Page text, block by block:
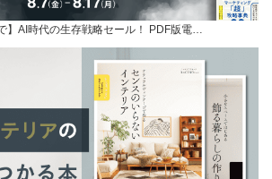
】AI時代の生存戦略セール！ PDF版電…